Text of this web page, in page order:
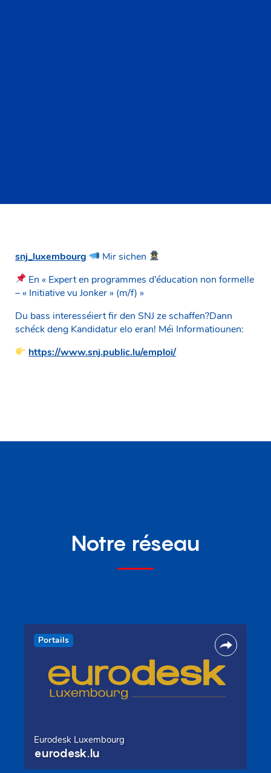
snj_luxembourg
Mir sichen
En « Expert en programmes d’éducation non formelle
– « Initiative vu Jonker » (m/f) »
Du bass interesséiert fir den SNJ ze schaffen?Dann
schéck deng Kandidatur elo eran! Méi Informatiounen:
https://www.snj.public.lu/emploi/
Notre réseau
Portails
Eurodesk Luxembourg
eurodesk.lu